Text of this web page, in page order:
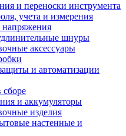
и переноски инструмента
учета и измерения
напряжения
шнуры
аксессуары
и автоматизации
и аккумуляторы
изделия
настенные и